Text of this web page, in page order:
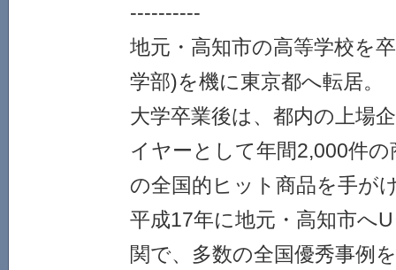
----------
地元・高知市の高等学校を
学部)を機に東京都へ転居。
大学卒業後は、都内の上場
イヤーとして年間2,000件
の全国的ヒット商品を手が
平成17年に地元・高知市へ
関で、多数の全国優秀事例